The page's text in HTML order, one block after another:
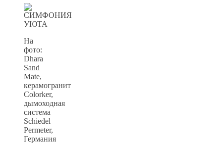
На
фото:
Dhara
Sand
Mate,
керамогранит
Colorker,
дымоходная
система
Schiedel
Permeter,
Германия